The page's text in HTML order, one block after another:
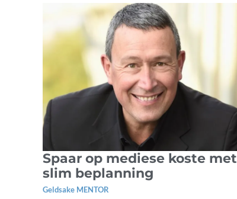
Spaar op mediese koste met
slim beplanning
Geldsake MENTOR